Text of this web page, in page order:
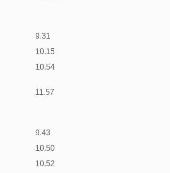
9.31
10.15
10.54
11.57
9.43
10.50
10.52